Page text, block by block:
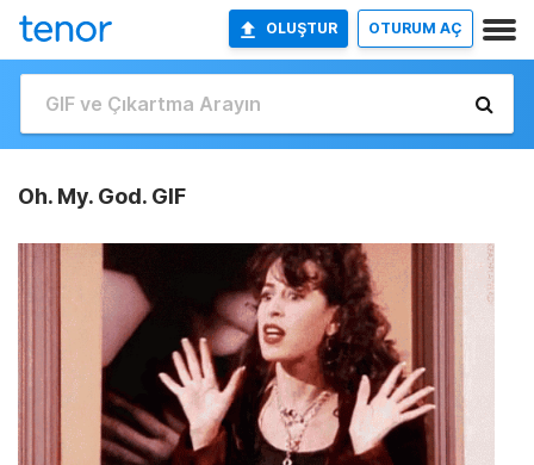
OLUŞTUR OTURUM AÇ
Oh. My. God. GIF